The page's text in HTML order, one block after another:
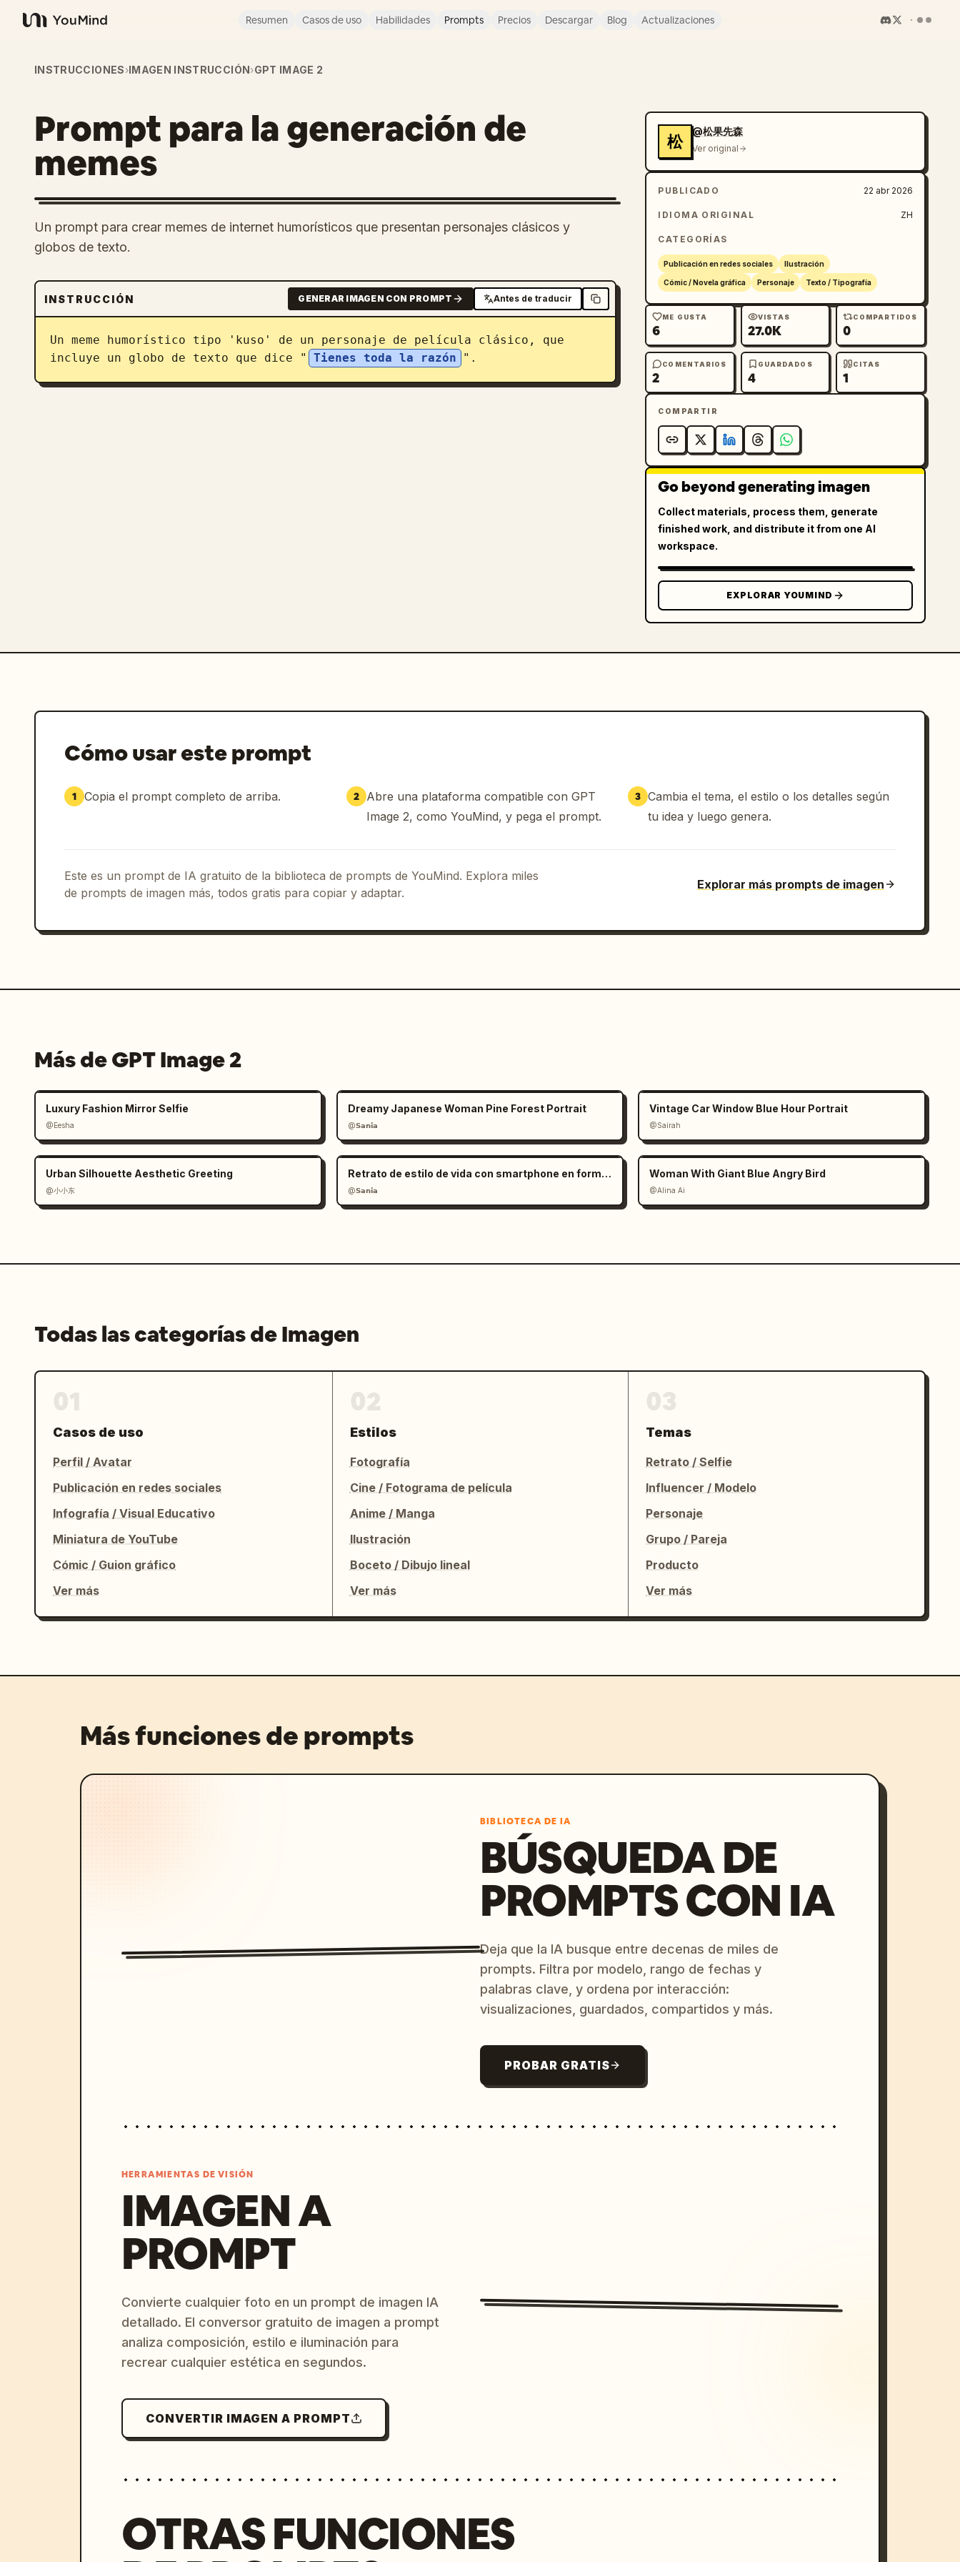
YouMind
Resumen Casos de uso Habilidades Prompts Precios Descargar Blog Actualizaciones
INSTRUCCIONES›IMAGEN INSTRUCCIÓN›GPT IMAGE 2
Prompt para la generación de
memes
Un prompt para crear memes de internet humorísticos que presentan personajes clásicos y
globos de texto.
INSTRUCCIÓN GENERAR IMAGEN CON PROMPT Antes de traducir
Un meme humorístico tipo 'kuso' de un personaje de película clásico, que
incluye un globo de texto que dice "
Tienes toda la razón ".
松
@松果先森
Ver original
PUBLICADO 22 abr 2026
IDIOMA ORIGINAL ZH
CATEGORÍAS
Publicación en redes sociales Ilustración
Cómic / Novela gráfica Personaje Texto / Tipografía
ME GUSTA
6
VISTAS
27.0K
COMPARTIDOS
0
COMENTARIOS
2
GUARDADOS
4
CITAS
1
COMPARTIR
Go beyond generating imagen
Collect materials, process them, generate
finished work, and distribute it from one AI
workspace.
EXPLORAR YOUMIND
Cómo usar este prompt
1 Copia el prompt completo de arriba. 2 Abre una plataforma compatible con GPT
Image 2, como YouMind, y pega el prompt.
3 Cambia el tema, el estilo o los detalles según
tu idea y luego genera.
Este es un prompt de IA gratuito de la biblioteca de prompts de YouMind. Explora miles
de prompts de imagen más, todos gratis para copiar y adaptar.
Explorar más prompts de imagen
Más de GPT Image 2
Luxury Fashion Mirror Selfie
@Eesha
Dreamy Japanese Woman Pine Forest Portrait
@𝗦𝗮𝗻𝗶𝗮
Vintage Car Window Blue Hour Portrait
@Sairah
Urban Silhouette Aesthetic Greeting
@小小东
Retrato de estilo de vida con smartphone en formato RAW
@𝗦𝗮𝗻𝗶𝗮
Woman With Giant Blue Angry Bird
@Alina Ai
Todas las categorías de Imagen
Casos de uso
Perfil / Avatar
Publicación en redes sociales
Infografía / Visual Educativo
Miniatura de YouTube
Cómic / Guion gráfico
Ver más
Estilos
Fotografía
Cine / Fotograma de película
Anime / Manga
Ilustración
Boceto / Dibujo lineal
Ver más
Temas
Retrato / Selfie
Influencer / Modelo
Personaje
Grupo / Pareja
Producto
Ver más
Más funciones de prompts
BIBLIOTECA DE IA
BÚSQUEDA DE
PROMPTS CON IA
Deja que la IA busque entre decenas de miles de
prompts. Filtra por modelo, rango de fechas y
palabras clave, y ordena por interacción:
visualizaciones, guardados, compartidos y más.
PROBAR GRATIS
HERRAMIENTAS DE VISIÓN
IMAGEN A
PROMPT
Convierte cualquier foto en un prompt de imagen IA
detallado. El conversor gratuito de imagen a prompt
analiza composición, estilo e iluminación para
recrear cualquier estética en segundos.
CONVERTIR IMAGEN A PROMPT
OTRAS FUNCIONES